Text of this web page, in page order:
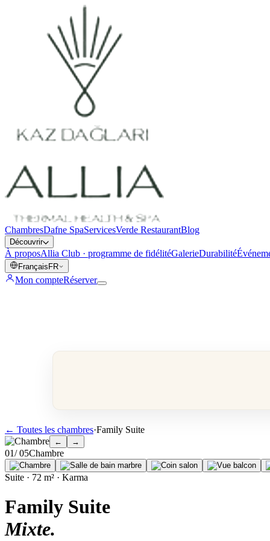
ChambresDafne SpaServicesVerde RestaurantBlog
Découvrir
À proposAllia Club · programme de fidélitéGalerieDurabilité
Français FR
Mon compteRéserver
← Toutes les chambres·Family Suite
← →
01/ 05Chambre
Suite · 72 m² · Karma
Family Suite
Mixte.